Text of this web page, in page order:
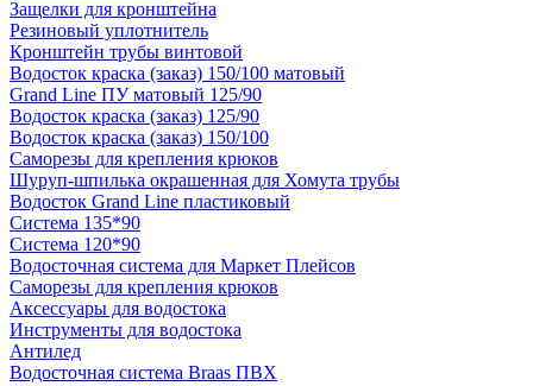
Защелки для кронштейна
Резиновый уплотнитель
Кронштейн трубы винтовой
Водосток краска (заказ) 150/100 матовый
Grand Line ПУ матовый 125/90
Водосток краска (заказ) 125/90
Водосток краска (заказ) 150/100
Саморезы для крепления крюков
Шуруп-шпилька окрашенная для Хомута трубы
Водосток Grand Line пластиковый
Система 135*90
Система 120*90
Водосточная система для Маркет Плейсов
Саморезы для крепления крюков
Аксессуары для водостока
Инструменты для водостока
Антилед
Водосточная система Braas ПВХ